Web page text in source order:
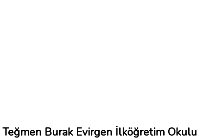
Teğmen Burak Evirgen İlköğretim Okulu